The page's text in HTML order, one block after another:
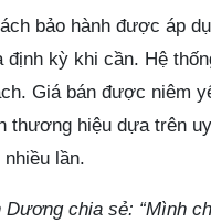
bảo hành được áp
định kỳ khi cần. Hệ
Giá bán được niêm
thương hiệu dựa trên
lần.
Dương chia sẻ: “Mình